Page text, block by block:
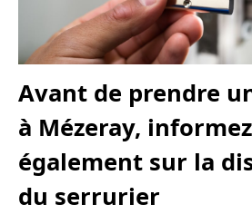
Avant de prendre
à Mézeray,
également sur la
du serrurier